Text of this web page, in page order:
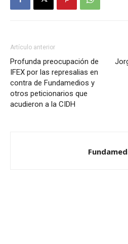
Artículo anterior
Profunda preocupación de
IFEX por las represalias en
contra de Fundamedios y
otros peticionarios que
acudieron a la CIDH